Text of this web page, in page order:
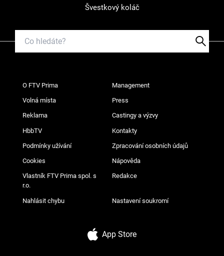
Švestkový koláč
O FTV Prima Management
Volná místa Press
Reklama Castingy a výzvy
HbbTV Kontakty
Podmínky užívání Zpracování osobních údajů
Cookies Nápověda
Vlastník FTV Prima spol. s
r.o.
Redakce
Nahlásit chybu Nastavení soukromí
App Store